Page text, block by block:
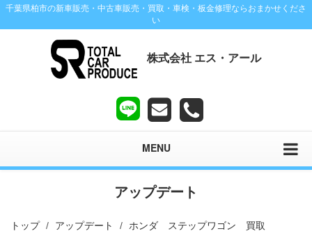
千葉県柏市の新車販売・中古車販売・買取・車検・板金修理ならおまかせくださ
い
株式会社 エス・アール
MENU
アップデート
トップ アップデート ホンダ ステップワゴン 買取